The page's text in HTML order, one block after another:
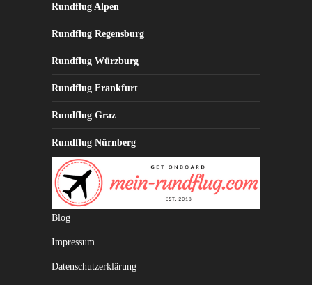
Rundflug Alpen
Rundflug Regensburg
Rundflug Würzburg
Rundflug Frankfurt
Rundflug Graz
Rundflug Nürnberg
Blog
Impressum
Datenschutzerklärung